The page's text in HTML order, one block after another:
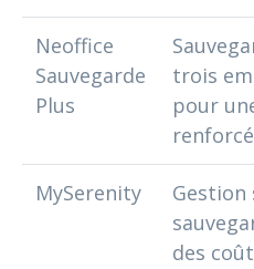
Neoffice
Sauvegarde
Plus
trois
pour
MySerenity
Gestion
des